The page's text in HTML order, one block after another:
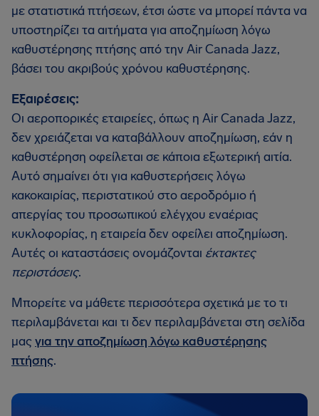
με στατιστικά πτήσεων, έτσι ώστε να μπορεί πάντα να
υποστηρίζει τα αιτήματα για αποζημίωση λόγω
καθυστέρησης πτήσης από την Air Canada Jazz,
βάσει του ακριβούς χρόνου καθυστέρησης.
Εξαιρέσεις:
Οι αεροπορικές εταιρείες, όπως η Air Canada Jazz,
δεν χρειάζεται να καταβάλλουν αποζημίωση, εάν η
καθυστέρηση οφείλεται σε κάποια εξωτερική αιτία.
Αυτό σημαίνει ότι για καθυστερήσεις λόγω
κακοκαιρίας, περιστατικού στο αεροδρόμιο ή
απεργίας του προσωπικού ελέγχου εναέριας
κυκλοφορίας, η εταιρεία δεν οφείλει αποζημίωση.
Αυτές οι καταστάσεις ονομάζονται έκτακτες
περιστάσεις.
Μπορείτε να μάθετε περισσότερα σχετικά με το τι
περιλαμβάνεται και τι δεν περιλαμβάνεται στη σελίδα
μαςγια την αποζημίωση λόγω καθυστέρησης
πτήσης.